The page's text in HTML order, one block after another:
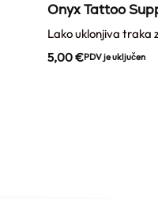
Onyx Tattoo
Lako uklonjiva traka
5,00€PDV je uključen